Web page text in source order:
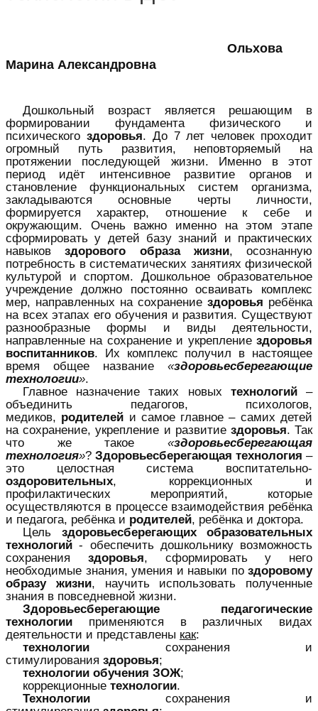
Ольхова
Марина Александровна
Дошкольный возраст является решающим в
формировании фундамента физического и
психического здоровья. До 7 лет человек проходит
огромный путь развития, неповторяемый на
протяжении последующей жизни. Именно в этот
период идёт интенсивное развитие органов и
становление функциональных систем организма,
закладываются основные черты личности,
формируется характер, отношение к себе и
окружающим. Очень важно именно на этом этапе
сформировать у детей базу знаний и практических
навыковздорового образа жизни, осознанную
потребность в систематических занятиях физической
культурой и спортом. Дошкольное образовательное
учреждение должно постоянно осваивать комплекс
мер, направленных на сохранение здоровья ребёнка
на всех этапах его обучения и развития. Существуют
разнообразные формы и виды деятельности,
направленные на сохранение и укрепление здоровья
воспитанников. Их комплекс получил в настоящее
время общее название «здоровьесберегающие
технологии».
Главное назначение таких новых технологий–
объединить педагогов, психологов,
медиков, родителей и самое главное – самих детей
на сохранение, укрепление и развитие здоровья. Так
что же такое «здоровьесберегающая
технология»? Здоровьесберегающая технология –
это целостная система воспитательно-
оздоровительных, коррекционных и
профилактических мероприятий, которые
осуществляются в процессе взаимодействия ребёнка
и педагога, ребёнка и родителей, ребёнка и доктора.
Цель здоровьесберегающих образовательных
технологий - обеспечить дошкольнику возможность
сохранения здоровья, сформировать у него
необходимые знания, умения и навыки по здоровому
образу жизни, научить использовать полученные
знания в повседневной жизни.
Здоровьесберегающие педагогические
технологии применяются в различных видах
деятельности и представлены как:
технологии сохранения и
стимулирования здоровья;
технологии обучения ЗОЖ;
коррекционные технологии.
Технологии сохранения и